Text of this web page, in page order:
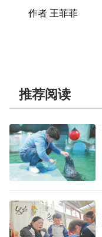
作者 王菲菲
推荐阅读